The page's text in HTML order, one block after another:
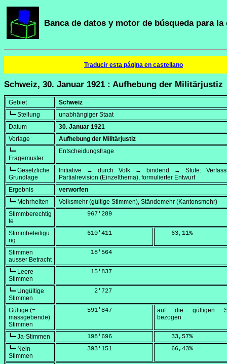
Banca de datos y motor de búsqueda para
Traducir esta página en castellano
Schweiz, 30. Januar 1921 : Aufhebung der Militärjustiz
Gebiet
Schweiz
┗━ Stellung
unabhängiger Staat
Datum
30. Januar 1921
Vorlage
Aufhebung der Militärjustiz
┗━
Fragemuster
Entscheidungsfrage
┗━ Gesetzliche
Grundlage
Initiative → durch Volk → bindend → Stufe:
Partialrevision (Einzelthema), formulierter Entwurf
Ergebnis
verworfen
┗━ Mehrheiten
Volksmehr (gültige Stimmen), Ständemehr (Kantonsmehr)
Stimmberechtig
te
        967'289
Stimmbeteiligu
ng
        610'411
    63,11
%
Stimmen
ausser Betracht
         18'564
┗━ Leere
Stimmen
         15'837
┗━ Ungültige
Stimmen
          2'727
Gültige (=
massgebende)
Stimmen
        591'847
auf die gültigen
bezogen
┗━ Ja-Stimmen
        198'696
    33,57
%
┗━ Nein-
Stimmen
        393'151
    66,43
%